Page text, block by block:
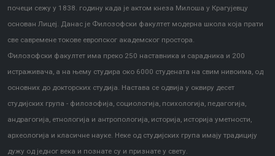
почеци сежу у 1838. годину када је актом кнеза Милоша у Крагујевцу
основан Лицеј. Данас је Филозофски факултет модерна школа која прати
све савремене токове европског академског простора.
Филозофски факултет има преко 250 наставника и сарадника и 200
истраживача, а на њему студира око 6000 студената на свим нивоима, од
основних до докторских студија. Настава се одвија у оквиру десет
студијских група - филозофија, социологија, психологија, педагогија,
андрагогија, етнологија и антропологија, историја, историја уметности,
археологија и класичне науке. Неке од студијских група имају традицију
дужу од једног века и познате су и признате у свету.